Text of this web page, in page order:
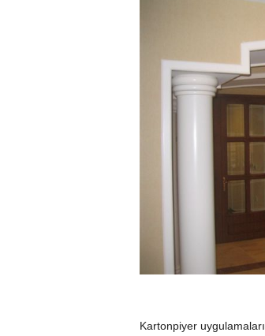
Kartonpiyer uygulamaları